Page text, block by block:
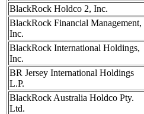
BlackRock Holdco 2, Inc.
BlackRock Financial Management,
Inc.
BlackRock International Holdings,
Inc.
BR Jersey International Holdings
L.P.
BlackRock Australia Holdco Pty.
Ltd.